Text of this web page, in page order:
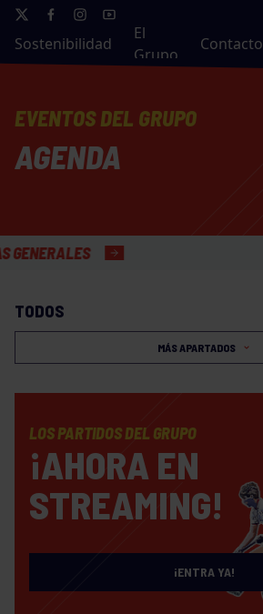
Sostenibilidad
El
Grupo
Contacto
EVENTOS DEL GRUPO
AGENDA
TODOS
MÁS APARTADOS
LOS PARTIDOS DEL GRUPO
¡AHORA EN
STREAMING!
¡ENTRA YA!